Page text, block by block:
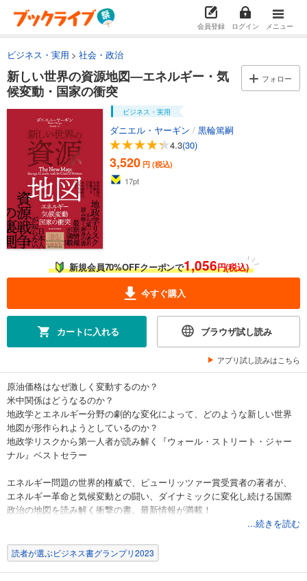
会員登録 ログイン メニュー
ビジネス・実用 社会・政治
新しい世界の資源地図―エネルギー・気
候変動・国家の衝突
フォロー
ビジネス・実用
ダニエル・ヤーギン / 黒輪篤嗣
4.3(30)
3,520 円 (税込)
17pt
新規会員70%OFFクーポンで1,056円(税込)
今すぐ購入
カートに入れる ブラウザ試し読み
アプリ試し読みはこちら
原油価格はなぜ激しく変動するのか？
米中関係はどうなるのか？
地政学とエネルギー分野の劇的な変化によって、どのような新しい世界
地図が形作られようとしているのか？
地政学リスクから第一人者が読み解く『ウォール・ストリート・ジャー
ナル』ベストセラー
エネルギー問題の世界的権威で、ピューリッツァー賞受賞者の著者が、
エネルギー革命と気候変動との闘い、ダイナミックに変化し続ける国際
政治の地図を読み解く衝撃の書。最新情報が満載！
米国vsロシア・中国の新冷戦、エネルギー転換の未来を描く！
...続きを読む
読者が選ぶビジネス書グランプリ2023